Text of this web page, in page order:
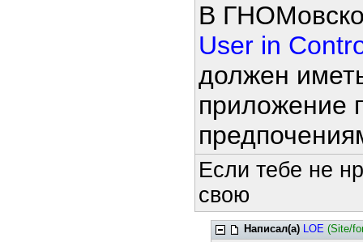
В
User in
должен
приложение
Если тебе не
свою
Написал(а) LOE (Site/